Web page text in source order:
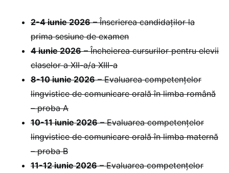
2-4 iunie 2026– Înscrierea candidaților la
prima sesiune de examen
4 iunie 2026– Încheierea cursurilor pentru elevii
claselor a XII-a/a XIII-a
8-10 iunie 2026– Evaluarea competențelor
lingvistice de comunicare orală în limba română
– proba A
10-11 iunie 2026– Evaluarea competențelor
lingvistice de comunicare orală în limba maternă
– proba B
11-12 iunie 2026– Evaluarea competențelor